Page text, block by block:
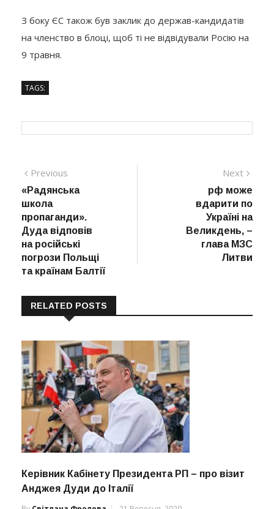
З боку ЄС також був заклик до держав-кандидатів
на членство в блоці, щоб ті не відвідували Росію на
9 травня.
TAGS:
Навігація
записів
Previous
post:
«Радянська
школа
пропаганди».
Дуда відповів
на російські
погрози Польщі
та країнам Балтії
Next
рф може
вдарити по
Україні на
Великдень, –
глава МЗС
Литви
RELATED POSTS
Керівник Кабінету Президента РП – про візит
Анджея Дуди до Італії